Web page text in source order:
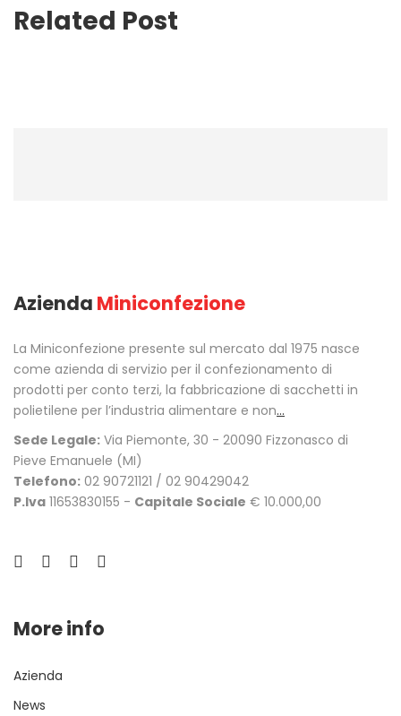
Related Post
Azienda Miniconfezione
La Miniconfezione presente sul mercato dal 1975 nasce
come azienda di servizio per il confezionamento di
prodotti per conto terzi, la fabbricazione di sacchetti in
polietilene per l’industria alimentare e non...
Sede Legale: Via Piemonte, 30 - 20090 Fizzonasco di
Pieve Emanuele (MI)
Telefono: 02 90721121 / 02 90429042
P.Iva 11653830155 - Capitale Sociale € 10.000,00
More info
Azienda
News